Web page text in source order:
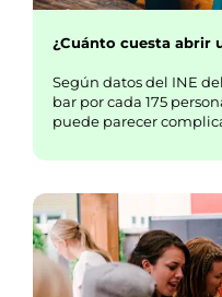
¿Cuánto cuesta abrir
Según datos del INE
bar por cada 175
puede parecer